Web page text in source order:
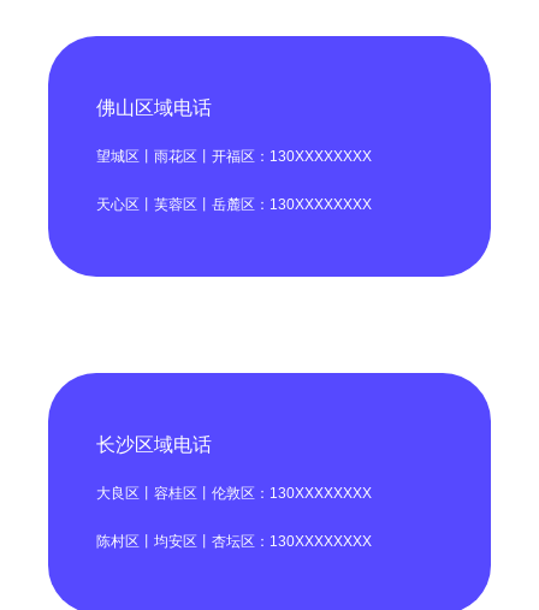
佛山区域电话
望城区丨雨花区丨开福区：130XXXXXXXX
天心区丨芙蓉区丨岳麓区：130XXXXXXXX
长沙区域电话
大良区丨容桂区丨伦敦区：130XXXXXXXX
陈村区丨均安区丨杏坛区：130XXXXXXXX